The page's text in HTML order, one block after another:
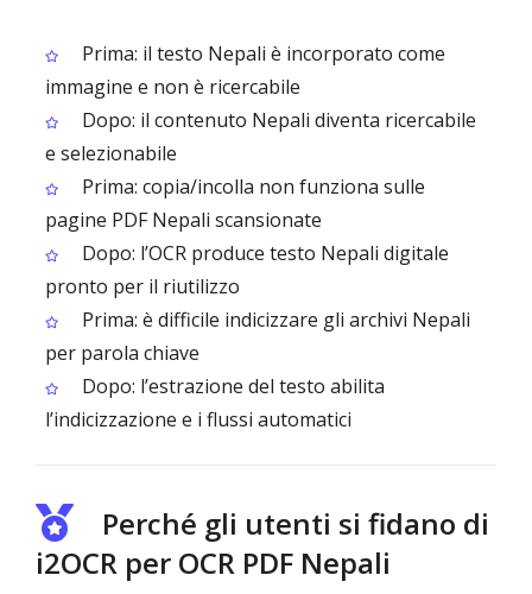
Prima: il testo Nepali è incorporato come
immagine e non è ricercabile
Dopo: il contenuto Nepali diventa ricercabile
e selezionabile
Prima: copia/incolla non funziona sulle
pagine PDF Nepali scansionate
Dopo: l’OCR produce testo Nepali digitale
pronto per il riutilizzo
Prima: è difficile indicizzare gli archivi Nepali
per parola chiave
Dopo: l’estrazione del testo abilita
l’indicizzazione e i flussi automatici
Perché gli utenti si fidano di
i2OCR per OCR PDF Nepali